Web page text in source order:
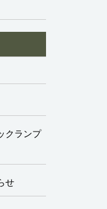
クランプ
せ